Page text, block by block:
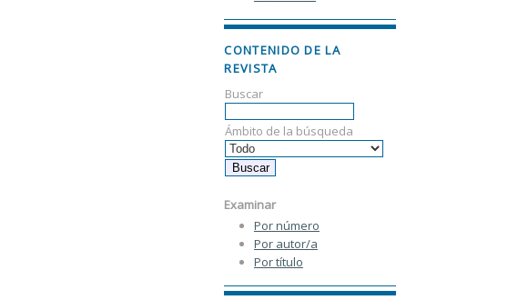
CONTENIDO DE LA
REVISTA
Buscar
Ámbito de la búsqueda
Examinar
Por número
Por autor/a
Por título